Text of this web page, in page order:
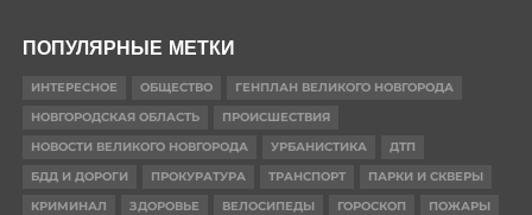
ПОПУЛЯРНЫЕ МЕТКИ
ИНТЕРЕСНОЕ ОБЩЕСТВО
ГЕНПЛАН ВЕЛИКОГО НОВГОРОДА
НОВГОРОДСКАЯ ОБЛАСТЬ
ПРОИСШЕСТВИЯ
НОВОСТИ ВЕЛИКОГО НОВГОРОДА
УРБАНИСТИКА
ДТП
БДД И ДОРОГИ
ПРОКУРАТУРА ТРАНСПОРТ
ПАРКИ И СКВЕРЫ
КРИМИНАЛ
ЗДОРОВЬЕ ВЕЛОСИПЕДЫ ГОРОСКОП
ПОЖАРЫ